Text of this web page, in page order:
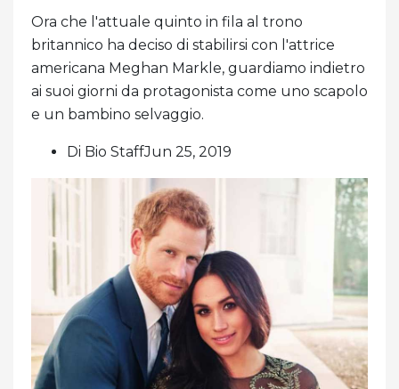
Ora che l'attuale quinto in fila al trono
britannico ha deciso di stabilirsi con l'attrice
americana Meghan Markle, guardiamo indietro
ai suoi giorni da protagonista come uno scapolo
e un bambino selvaggio.
Di Bio StaffJun 25, 2019